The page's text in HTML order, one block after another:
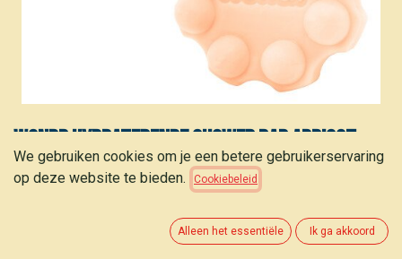
Wondr Hydraterende Shower Bar Apricot
dreams bar (gekleurd haar) 55 g
We gebruiken cookies om je een betere gebruikerservaring
op deze website te bieden.
Cookiebeleid
Alleen het essentiële Ik ga akkoord